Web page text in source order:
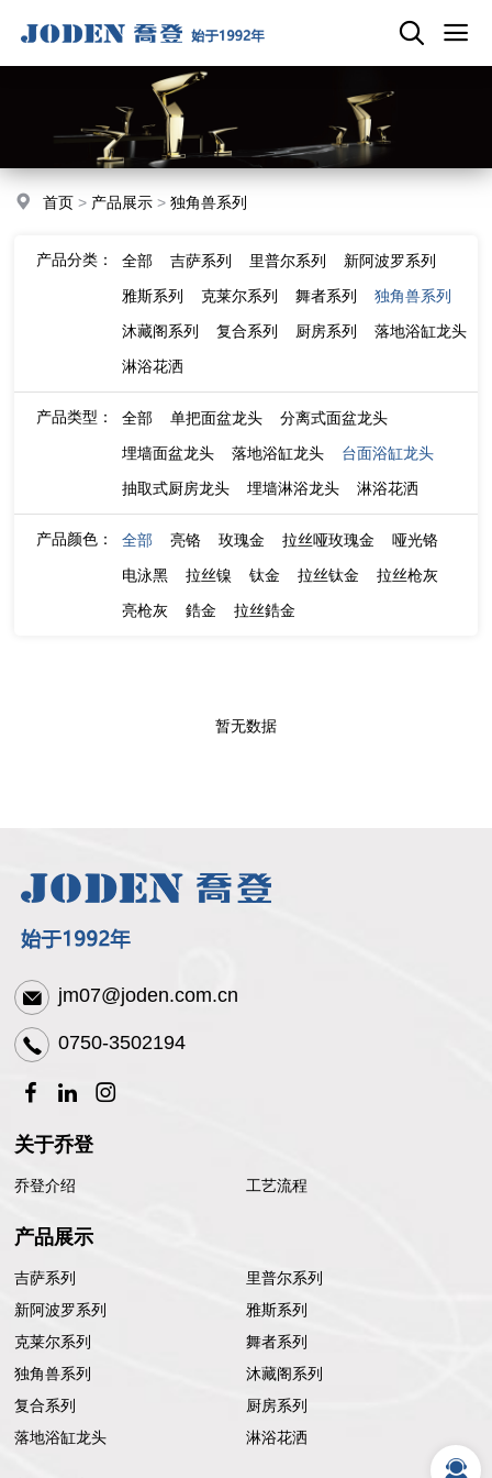
首页 > 产品展示 >独角兽系列
产品分类： 全部 吉萨系列 里普尔系列
新阿波罗系列
雅斯系列
克莱尔系列 舞者系列
独角兽系列
沐藏阁系列
复合系列 厨房系列
落地浴缸龙头
淋浴花洒
产品类型： 全部 单把面盆龙头
分离式面盆龙头
埋墙面盆龙头
落地浴缸龙头
台面浴缸龙头
抽取式厨房龙头
埋墙淋浴龙头 淋浴花洒
产品颜色： 全部 亮铬 玫瑰金 拉丝哑玫瑰金
哑光铬
电泳黑
拉丝镍 钛金 拉丝钛金
拉丝枪灰
亮枪灰
鋯金 拉丝鋯金
暂无数据
jm07@joden.com.cn
0750-3502194
关于乔登
乔登介绍 工艺流程
产品展示
吉萨系列
里普尔系列
新阿波罗系列
雅斯系列
克莱尔系列
舞者系列
独角兽系列
沐藏阁系列
复合系列
厨房系列
落地浴缸龙头
淋浴花洒